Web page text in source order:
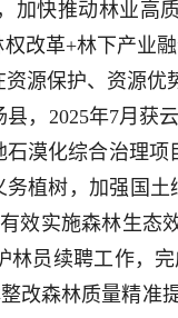
加快推动林业高
改革+林下产业
源保护、资源优
，2025年7月获
漠化综合治理
植树，加强国
效实施森林生态
员续聘工作，
改森林质量精